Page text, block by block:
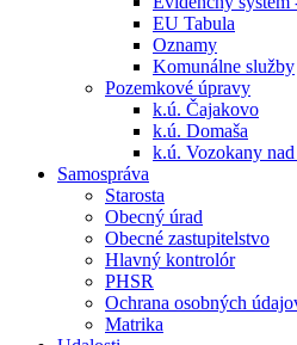
EU Tabula
Oznamy
Komunálne služby
Pozemkové úpravy
k.ú. Čajakovo
k.ú. Domaša
k.ú. Vozokany
Samospráva
Starosta
Obecný úrad
Obecné zastupitelstvo
Hlavný kontrolór
PHSR
Ochrana osobných
Matrika